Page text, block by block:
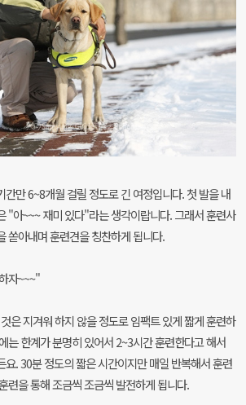
간만 6~8개월 걸릴 정도로 긴 여정입니다. 첫 발을 내
"아~~~ 재미 있다"라는 생각이랍니다. 그래서 훈련사
쏟아내며 훈련견을 칭찬하게 됩니다.
자~~~"
은 지겨워 하지 않을 정도로 임팩트 있게 짧게 훈련하
는 한계가 분명히 있어서 2~3시간 훈련한다고 해서
요. 30분 정도의 짧은 시간이지만 매일 반복해서 훈련
련을 통해 조금씩 조금씩 발전하게 됩니다.